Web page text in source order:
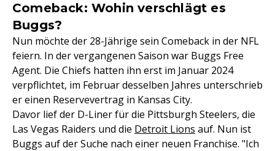
Comeback: Wohin verschlägt es
Buggs?
Nun möchte der 28-Jährige sein Comeback in der NFL
feiern. In der vergangenen Saison war Buggs Free
Agent. Die Chiefs hatten ihn erst im Januar 2024
verpflichtet, im Februar desselben Jahres unterschrieb
er einen Reservevertrag in Kansas City.
Davor lief der D-Liner für die Pittsburgh Steelers, die
Las Vegas Raiders und die Detroit Lions auf. Nun ist
Buggs auf der Suche nach einer neuen Franchise. "Ich